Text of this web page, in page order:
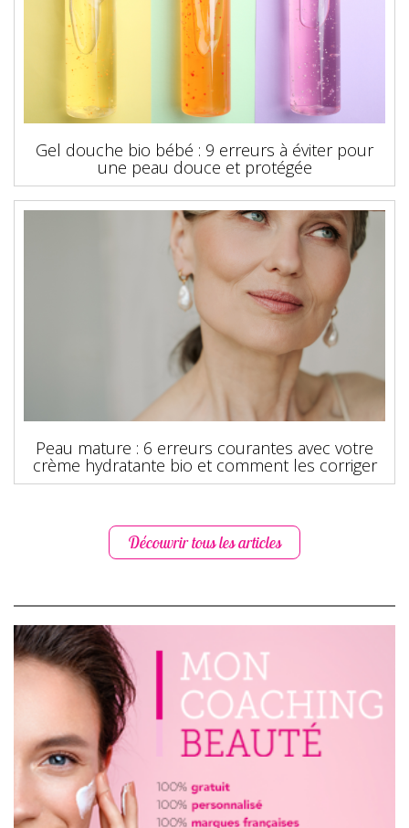
Gel douche bio bébé : 9 erreurs à éviter pour
une peau douce et protégée
Peau mature : 6 erreurs courantes avec votre
crème hydratante bio et comment les corriger
Découvrir tous les articles